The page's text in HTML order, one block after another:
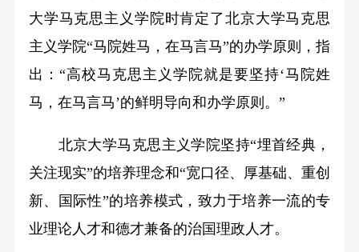
大学马克思主义学院时肯定了北京大学马克思
主义学院“马院姓马，在马言马”的办学原则，指
出：“高校马克思主义学院就是要坚持‘马院姓
马，在马言马’的鲜明导向和办学原则。”
北京大学马克思主义学院坚持“埋首经典，
关注现实”的培养理念和“宽口径、厚基础、重创
新、国际性”的培养模式，致力于培养一流的专
业理论人才和德才兼备的治国理政人才。